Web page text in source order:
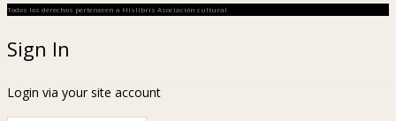
Todos los derechos pertenecen a Hislibris Asociación cultural
Sign In
Login via your site account